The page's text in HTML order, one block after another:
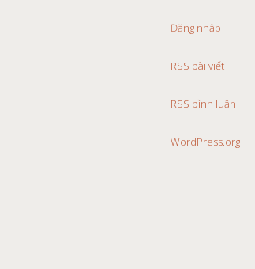
Đăng nhập
RSS bài viết
RSS bình luận
WordPress.org